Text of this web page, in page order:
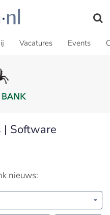
Vacatures Events
| Software
nieuws: